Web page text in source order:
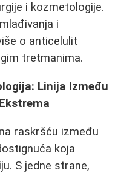
i kozmetologije.
i
o anticelulit
tretmanima.
Linija Između
raskršću između
koja
S jedne strane,